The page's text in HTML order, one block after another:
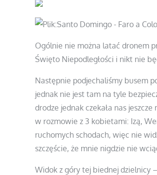
Ogólnie nie można latać dronem
Święto Niepodległości i nikt nie
Następnie podjechaliśmy busem
jednak nie jest tam na tyle
drodze jednak czekała nas
w rozmowie z 3 kobietami: Izą,
ruchomych schodach, więc nie
szczęście, że mnie nigdzie nie
Widok z góry tej biednej dzielnicy